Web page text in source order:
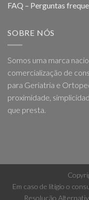
FAQ – Perguntas
SOBRE NÓS
Somos uma marca
comercialização de
para Geriatria e
proximidade,
que presta.
Em caso de litígio o
Resolução